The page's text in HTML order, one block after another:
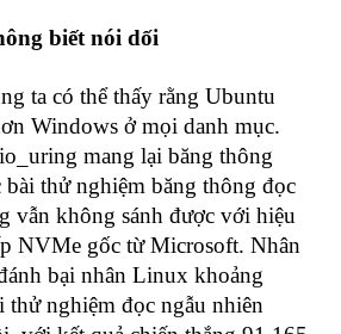
biết nói dối
ta có thể thấy rằng Ubuntu
Windows ở mọi danh mục.
mang lại băng thông
bài thử nghiệm băng thông đọc
vẫn không sánh được với hiệu
NVMe gốc từ Microsoft. Nhân
bại nhân Linux khoảng
thử nghiệm đọc ngẫu nhiên